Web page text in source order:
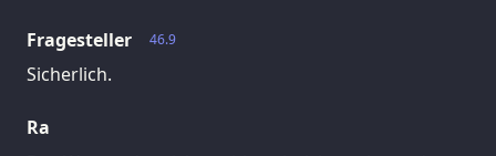
46.9
Fragesteller
Sicherlich.
Ra